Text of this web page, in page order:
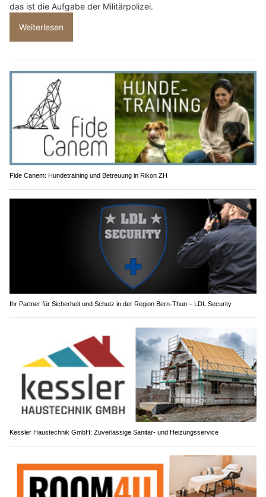
das ist die Aufgabe der Militärpolizei.
Weiterlesen
Fide Canem: Hundetraining und Betreuung in Rikon ZH
Ihr Partner für Sicherheit und Schutz in der Region Bern-Thun – LDL Security
Kessler Haustechnik GmbH: Zuverlässige Sanitär- und Heizungsservice